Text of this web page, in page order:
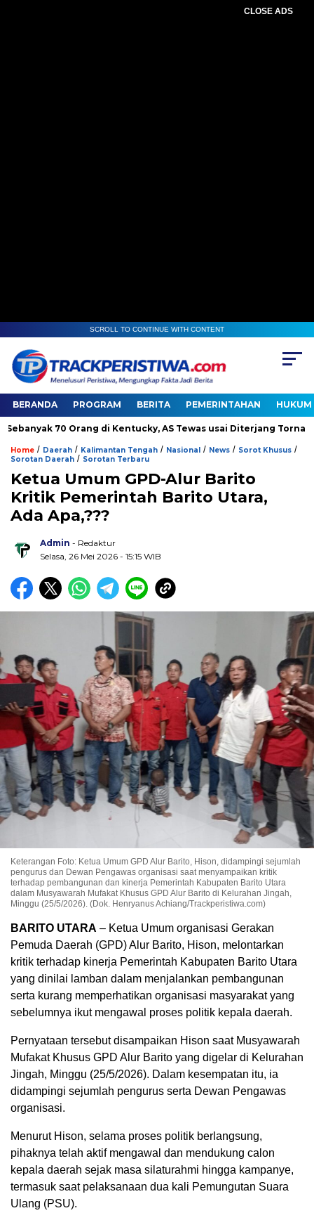
CLOSE ADS
SCROLL TO CONTINUE WITH CONTENT
BERANDA PROGRAM BERITA PEMERINTAHAN HUKUM
70 Orang di Kentucky, AS Tewas usai Diterjang Tornado
Home / Daerah / Kalimantan Tengah / Nasional / News / Sorot Khusus /
Sorotan Daerah / Sorotan Terbaru
Ketua Umum GPD-Alur Barito
Kritik Pemerintah Barito Utara,
Ada Apa,???
Admin - Redaktur
Selasa, 26 Mei 2026 - 15:15 WIB
Keterangan Foto: Ketua Umum GPD Alur Barito, Hison, didampingi sejumlah
pengurus dan Dewan Pengawas organisasi saat menyampaikan kritik
terhadap pembangunan dan kinerja Pemerintah Kabupaten Barito Utara
dalam Musyawarah Mufakat Khusus GPD Alur Barito di Kelurahan Jingah,
Minggu (25/5/2026). (Dok. Henryanus Achiang/Trackperistiwa.com)
BARITO UTARA – Ketua Umum organisasi Gerakan
Pemuda Daerah (GPD) Alur Barito, Hison, melontarkan
kritik terhadap kinerja Pemerintah Kabupaten Barito Utara
yang dinilai lamban dalam menjalankan pembangunan
serta kurang memperhatikan organisasi masyarakat yang
sebelumnya ikut mengawal proses politik kepala daerah.
Pernyataan tersebut disampaikan Hison saat Musyawarah
Mufakat Khusus GPD Alur Barito yang digelar di Kelurahan
Jingah, Minggu (25/5/2026). Dalam kesempatan itu, ia
didampingi sejumlah pengurus serta Dewan Pengawas
organisasi.
Menurut Hison, selama proses politik berlangsung,
pihaknya telah aktif mengawal dan mendukung calon
kepala daerah sejak masa silaturahmi hingga kampanye,
termasuk saat pelaksanaan dua kali Pemungutan Suara
Ulang (PSU).